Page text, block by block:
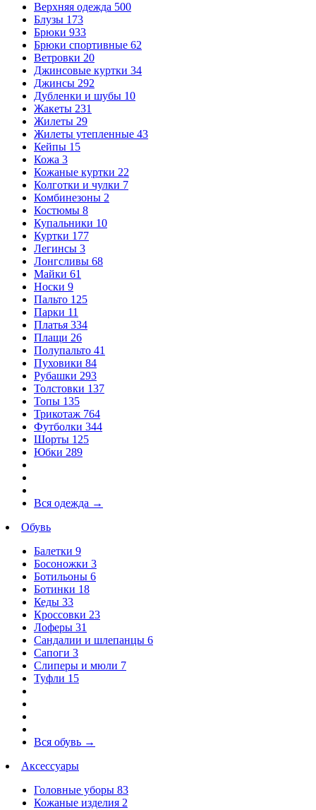
Верхняя одежда 500
Блузы 173
Брюки 933
Брюки спортивные 62
Ветровки 20
Джинсовые куртки 34
Джинсы 292
Дубленки и шубы 10
Жакеты 231
Жилеты 29
Жилеты утепленные 43
Кейпы 15
Кожа 3
Кожаные куртки 22
Колготки и чулки 7
Комбинезоны 2
Костюмы 8
Купальники 10
Куртки 177
Легинсы 3
Лонгсливы 68
Майки 61
Носки 9
Пальто 125
Парки 11
Платья 334
Плащи 26
Полупальто 41
Пуховики 84
Рубашки 293
Толстовки 137
Топы 135
Трикотаж 764
Футболки 344
Шорты 125
Юбки 289
Вся одежда →
Обувь
Балетки 9
Босоножки 3
Ботильоны 6
Ботинки 18
Кеды 33
Кроссовки 23
Лоферы 31
Сандалии и шлепанцы 6
Сапоги 3
Слиперы и мюли 7
Туфли 15
Вся обувь →
Аксессуары
Головные уборы 83
Кожаные изделия 2